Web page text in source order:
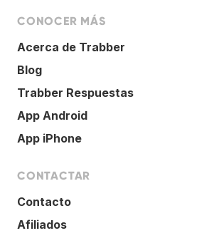
CONOCER MÁS
Acerca de Trabber
Blog
Trabber Respuestas
App Android
App iPhone
CONTACTAR
Contacto
Afiliados